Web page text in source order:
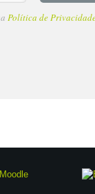
Política de